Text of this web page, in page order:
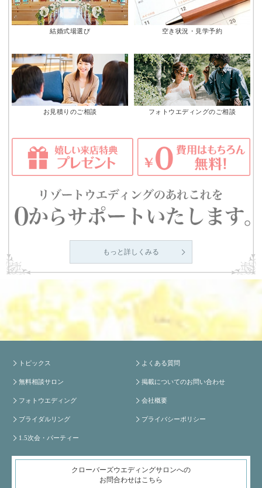
結婚式場選び 空き状況・見学予約
お見積りのご相談 フォトウエディングのご相談
もっと詳しくみる
トピックス
無料相談サロン
フォトウエディング
ブライダルリング
1.5次会・パーティー
よくある質問
掲載についてのお問い合わせ
会社概要
プライバシーポリシー
クローバーズウエディングサロンへの
お問合わせはこちら